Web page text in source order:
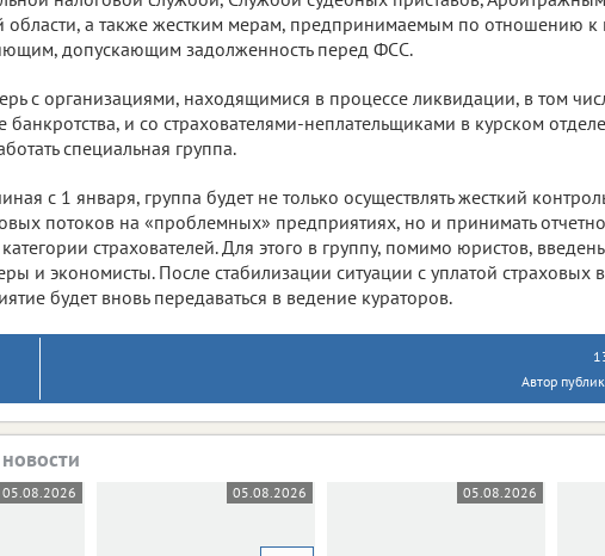
области, а также жестким мерам, предпринимаемым по отношению к
допускающим задолженность перед ФСС.
с организациями, находящимися в процессе ликвидации, в том
банкротства, и со страхователями-неплательщиками в курском
специальная группа.
с 1 января, группа будет не только осуществлять жесткий
потоков на «проблемных» предприятиях, но и принимать
страхователей. Для этого в группу, помимо юристов,
и экономисты. После стабилизации ситуации с уплатой страховых
будет вновь передаваться в ведение кураторов.
Автор
05.08.2026 05.08.2026 05.08.2026